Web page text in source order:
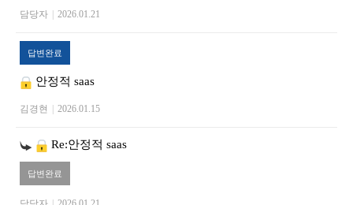
담당자 2026.01.21
답변완료
안정적 saas
김경현 2026.01.15
Re:안정적 saas
답변완료